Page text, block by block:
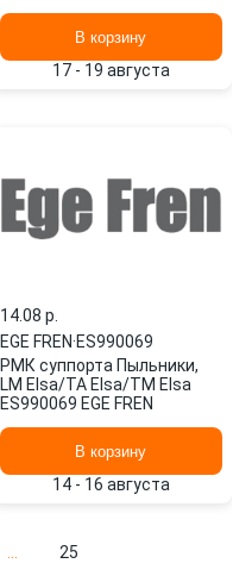
В корзину
17 - 19 августа
14.08 p.
EGE FREN·ES990069
РМК суппорта Пыльники,
LM Elsa/TA Elsa/TM Elsa
ES990069 EGE FREN
В корзину
14 - 16 августа
25